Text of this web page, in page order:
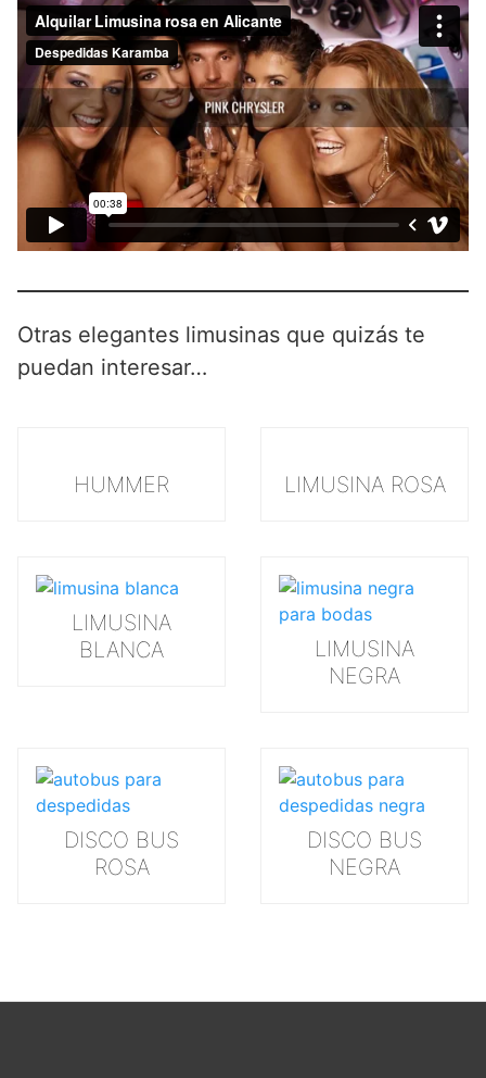
Otras elegantes limusinas que quizás te
puedan interesar…
HUMMER LIMUSINA ROSA
LIMUSINA
BLANCA
LIMUSINA
NEGRA
DISCO BUS
ROSA
DISCO BUS
NEGRA